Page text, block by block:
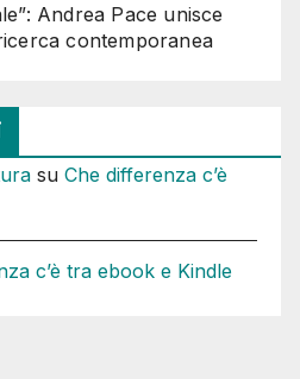
Andrea Pace unisce
contemporanea
su Che differenza c’è
c’è tra ebook e Kindle